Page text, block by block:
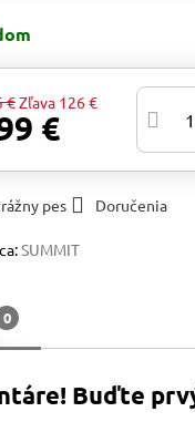
€Zľava 126 €
€
pes Doručenia
SUMMIT
0
Buďte